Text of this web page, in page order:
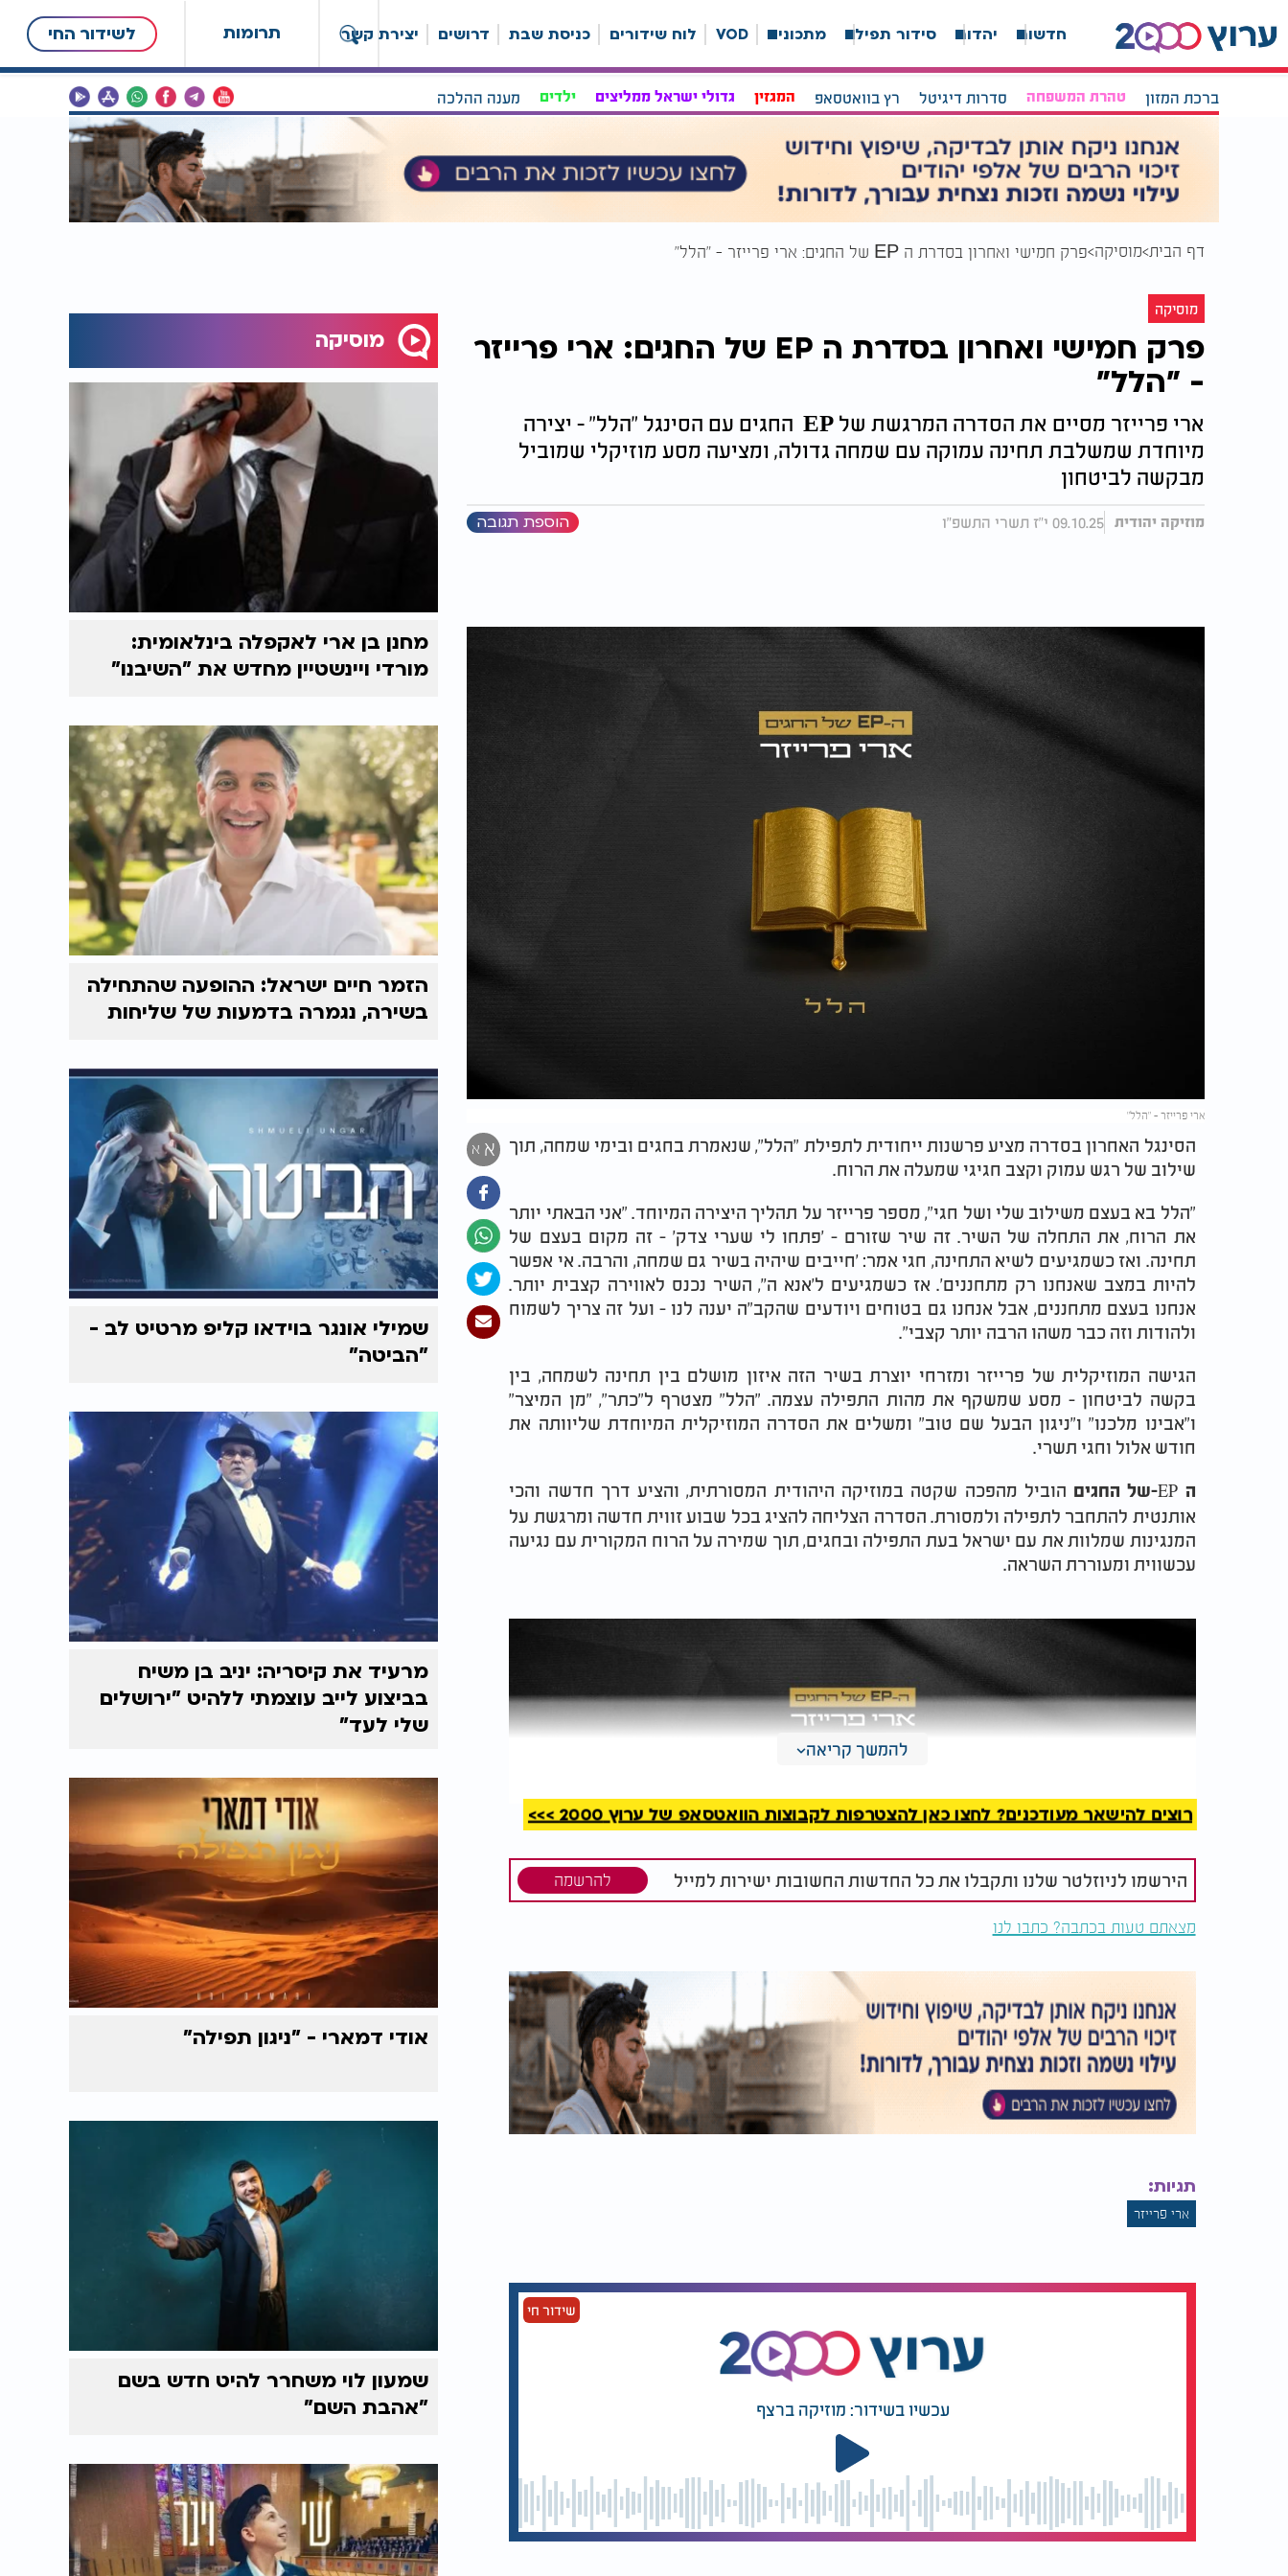
תרומות לשידור החי חדשות יהדות סידור תפילה מתכונים VOD לוח שידורים כניסת שבת דרושים יצירת קשר
ברכת המזון טהרת המשפחה סדרות דיגיטל רץ בוואטסאפ המגזין גדולי ישראל ממליצים ילדים מענה ההלכה
דף הבית מוסיקה פרק חמישי ואחרון בסדרת ה EP של החגים: ארי פרייזר - "הלל"
מוסיקה
פרק חמישי ואחרון בסדרת ה EP של החגים: ארי פרייזר
- "הלל"
ארי פרייזר מסיים את הסדרה המרגשת של EP החגים עם הסינגל "הלל" - יצירה
מיוחדת שמשלבת תחינה עמוקה עם שמחה גדולה, ומציעה מסע מוזיקלי שמוביל
מבקשה לביטחון
מוזיקה יהודית 09.10.25 י"ז תשרי התשפ"ו הוספת תגובה
ארי פרייזר - "הלל"
א א
הסינגל האחרון בסדרה מציע פרשנות ייחודית לתפילת "הלל", שנאמרת בחגים ובימי שמחה, תוך
שילוב של רגש עמוק וקצב חגיגי שמעלה את הרוח.
"הלל בא בעצם משילוב שלי ושל חגי", מספר פרייזר על תהליך היצירה המיוחד. "אני הבאתי יותר
את הרוח, את התחלה של השיר. זה שיר שזורם - 'פתחו לי שערי צדק' - זה מקום בעצם של
תחינה. ואז כשמגיעים לשיא התחינה, חגי אמר: 'חייבים שיהיה בשיר גם שמחה, והרבה. אי אפשר
להיות במצב שאנחנו רק מתחננים'. אז כשמגיעים ל'אנא ה'', השיר נכנס לאווירה קצבית יותר.
אנחנו בעצם מתחננים, אבל אנחנו גם בטוחים ויודעים שהקב"ה יענה לנו - ועל זה צריך לשמוח
ולהודות וזה כבר משהו הרבה יותר קצבי."
הגישה המוזיקלית של פרייזר ומזרחי יוצרת בשיר הזה איזון מושלם בין תחינה לשמחה, בין
בקשה לביטחון - מסע שמשקף את מהות התפילה עצמה. "הלל" מצטרף ל"כתר", "מן המיצר"
ו"אבינו מלכנו" ו"ניגון הבעל שם טוב" ומשלים את הסדרה המוזיקלית המיוחדת שליוותה את
חודש אלול וחגי תשרי.
ה -EPשל החגים הוביל מהפכה שקטה במוזיקה היהודית המסורתית, והציע דרך חדשה והכי
אותנטית להתחבר לתפילה ולמסורת. הסדרה הצליחה להציג בכל שבוע זווית חדשה ומרגשת על
המנגינות שמלוות את עם ישראל בעת התפילה ובחגים, תוך שמירה על הרוח המקורית עם נגיעה
עכשווית ומעוררת השראה.
ארי פרייזר - הלל
להמשך קריאה
רוצים להישאר מעודכנים? לחצו כאן להצטרפות לקבוצות הוואטסאפ של ערוץ 2000 >>>
הירשמו לניוזלטר שלנו ותקבלו את כל החדשות החשובות ישירות למייל להרשמה
מצאתם טעות בכתבה? כתבו לנו
תגיות:
ארי פרייזר
שידור חי
עכשיו בשידור: מוזיקה ברצף
מוסיקה
מחנן בן ארי לאקפלה בינלאומית:
מורדי ויינשטיין מחדש את "השיבנו"
הזמר חיים ישראל: ההופעה שהתחילה
בשירה, נגמרה בדמעות של שליחות
שמילי אונגר בוידאו קליפ מרטיט לב -
"הביטה"
מרעיד את קיסריה: יניב בן משיח
בביצוע לייב עוצמתי ללהיט "ירושלים
שלי לעד"
אודי דמארי - "ניגון תפילה"
שמעון לוי משחרר להיט חדש בשם
"אהבת השם"